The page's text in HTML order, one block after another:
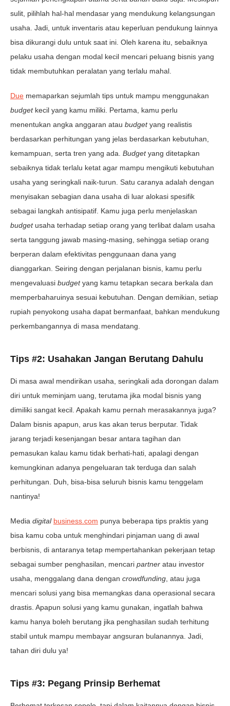
sulit, pilihlah hal-hal mendasar yang mendukung kelangsungan
usaha. Jadi, untuk inventaris atau keperluan pendukung lainnya
bisa dikurangi dulu untuk saat ini. Oleh karena itu, sebaiknya
pelaku usaha dengan modal kecil mencari peluang bisnis yang
tidak membutuhkan peralatan yang terlalu mahal.
Due memaparkan sejumlah tips untuk mampu menggunakan
budget kecil yang kamu miliki. Pertama, kamu perlu
menentukan angka anggaran atau budgetyang realistis
berdasarkan perhitungan yang jelas berdasarkan kebutuhan,
kemampuan, serta tren yang ada. Budgetyang ditetapkan
sebaiknya tidak terlalu ketat agar mampu mengikuti kebutuhan
usaha yang seringkali naik-turun. Satu caranya adalah dengan
menyisakan sebagian dana usaha di luar alokasi spesifik
sebagai langkah antisipatif. Kamu juga perlu menjelaskan
budget usaha terhadap setiap orang yang terlibat dalam usaha
serta tanggung jawab masing-masing, sehingga setiap orang
berperan dalam efektivitas penggunaan dana yang
dianggarkan. Seiring dengan perjalanan bisnis, kamu perlu
mengevaluasi budgetyang kamu tetapkan secara berkala dan
memperbaharuinya sesuai kebutuhan. Dengan demikian, setiap
rupiah penyokong usaha dapat bermanfaat, bahkan mendukung
perkembangannya di masa mendatang.
Tips #2: Usahakan Jangan Berutang Dahulu
Di masa awal mendirikan usaha, seringkali ada dorongan dalam
diri untuk meminjam uang, terutama jika modal bisnis yang
dimiliki sangat kecil. Apakah kamu pernah merasakannya juga?
Dalam bisnis apapun, arus kas akan terus berputar. Tidak
jarang terjadi kesenjangan besar antara tagihan dan
pemasukan kalau kamu tidak berhati-hati, apalagi dengan
kemungkinan adanya pengeluaran tak terduga dan salah
perhitungan. Duh, bisa-bisa seluruh bisnis kamu tenggelam
nantinya!
Media digital business.com punya beberapa tips praktis yang
bisa kamu coba untuk menghindari pinjaman uang di awal
berbisnis, di antaranya tetap mempertahankan pekerjaan tetap
sebagai sumber penghasilan, mencari partner atau investor
usaha, menggalang dana dengan crowdfunding, atau juga
mencari solusi yang bisa memangkas dana operasional secara
drastis. Apapun solusi yang kamu gunakan, ingatlah bahwa
kamu hanya boleh berutang jika penghasilan sudah terhitung
stabil untuk mampu membayar angsuran bulanannya. Jadi,
tahan diri dulu ya!
Tips #3: Pegang Prinsip Berhemat